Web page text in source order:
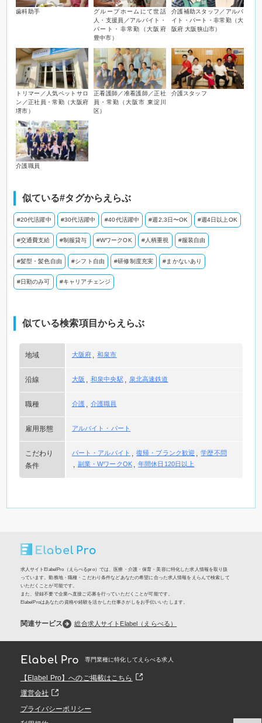
歯科助手
グループホームにて世話
人・支援員／アルバイト・
パート・非常勤（大阪府
豊中市）
介護補助スタッフ／アルバ
イト・パート・非常勤（大
阪府 大阪狭山市）
トリマー／人気ペットサロ
ン／正社員・常勤（大阪府
堺市）
正看護師／准看護師／正社
員・常勤（大阪市 東淀川
区）
介護スタッフ
介護職員
似ている#タグからえらぶ
#20代活躍中 #30代活躍中 #40代活躍中 #週2,3日〜OK #週4日以上OK
#交通費支給 #制服貸与 #WワークOK #人柄重視 #服装自由
#髪型・髪色自由 #シフト自由 #研修制度充実 #まかないあり
#日勤のみ可 #キャリアチェンジ
似ている検索項目からえらぶ
地域 大阪府 和泉市
沿線 大阪 和泉中央駅 泉北高速鉄道
職種 介護 介護職員
雇用形態 アルバイト・パート
こだわり
条件
パート・アルバイト 復帰・ブランク歓迎
学歴不問
副業・WワークOK
年間休日120日以上
求人サイトElabelPro（えらべるpro）では、医療・介護・保育・美容に特化した求人情報を取り扱
っています。勤務地・職種・こだわり条件などあなたの希望に合った求人情報をえらんで検索して
いただくことが可能です。
また、登録不要で企業へ直接ご応募を行っていただくことが可能です。
ElabelProはあなたの資格や経験を活かした仕事さがしをお手伝いいたします。
関連サービス 総合求人サイトElabel（えらべる）
専門業種に特化してえらべる求人
【Elabel Pro】へのご掲載はこちら
運営会社
プライバシーポリシー